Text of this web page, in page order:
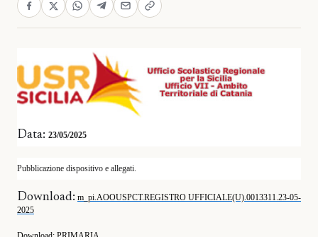
Data: 23/05/2025
Pubblicazione dispositivo e allegati.
Download: m_pi.AOOUSPCT.REGISTRO UFFICIALE(U).0013311.23-05-
2025